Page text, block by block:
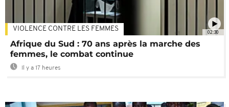
02:30
VIOLENCE CONTRE LES FEMMES
Afrique du Sud : 70 ans après la marche des
femmes, le combat continue
Il y a 17 heures